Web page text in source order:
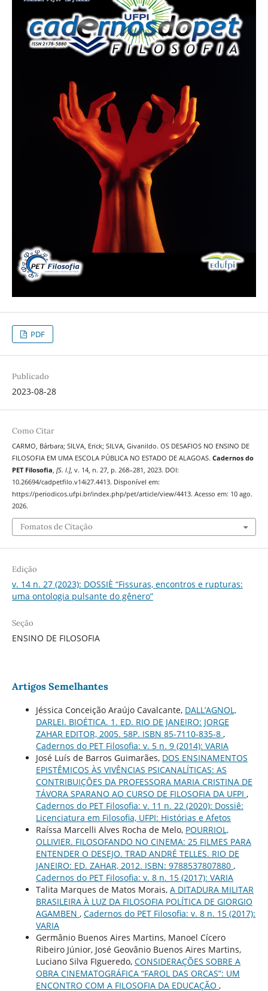
PDF
Publicado
2023-08-28
Como Citar
CARMO, Bárbara; SILVA, Erick; SILVA, Givanildo. OS DESAFIOS NO ENSINO DE
FILOSOFIA EM UMA ESCOLA PÚBLICA NO ESTADO DE ALAGOAS. Cadernos do
PET Filosofia [S. l.], v. 14, n. 27, p. 268–281, 2023. DOI:
10.26694/cadpetfilo.v14i27.4413. Disponível em:
https://periodicos.ufpi.br/index.php/pet/article/view/4413. Acesso em: 10 ago.
2026.
Fomatos de Citação
Edição
v. 14 n. 27 (2023): DOSSIÈ “Fissuras, encontros e rupturas:
uma ontologia pulsante do gênero”
Seção
ENSINO DE FILOSOFIA
Artigos Semelhantes
Jéssica Conceição Araújo Cavalcante, DALL’AGNOL,
DARLEI. BIOÉTICA. 1. ED. RIO DE JANEIRO: JORGE
ZAHAR EDITOR, 2005. 58P. ISBN 85-7110-835-8 ,
Cadernos do PET Filosofia: v. 5 n. 9 (2014): VARIA
José Luís de Barros Guimarães, DOS ENSINAMENTOS
EPISTÊMICOS ÀS VIVÊNCIAS PSICANALÍTICAS: AS
CONTRIBUIÇÕES DA PROFESSORA MARIA CRISTINA DE
TÁVORA SPARANO AO CURSO DE FILOSOFIA DA UFPI ,
Cadernos do PET Filosofia: v. 11 n. 22 (2020): Dossiê:
Licenciatura em Filosofia, UFPI: Histórias e Afetos
Raíssa Marcelli Alves Rocha de Melo, POURRIOL,
OLLIVIER. FILOSOFANDO NO CINEMA: 25 FILMES PARA
ENTENDER O DESEJO. TRAD ANDRÉ TELLES. RIO DE
JANEIRO: ED. ZAHAR, 2012. ISBN: 9788537807880 ,
Cadernos do PET Filosofia: v. 8 n. 15 (2017): VARIA
Talita Marques de Matos Morais, A DITADURA MILITAR
BRASILEIRA À LUZ DA FILOSOFIA POLÍTICA DE GIORGIO
AGAMBEN , Cadernos do PET Filosofia: v. 8 n. 15 (2017):
VARIA
Germânio Buenos Aires Martins, Manoel Cícero
Ribeiro Júnior, José Geovânio Buenos Aires Martins,
Luciano Silva FIgueredo, CONSIDERAÇÕES SOBRE A
OBRA CINEMATOGRÁFICA “FAROL DAS ORCAS”: UM
ENCONTRO COM A FILOSOFIA DA EDUCAÇÃO ,